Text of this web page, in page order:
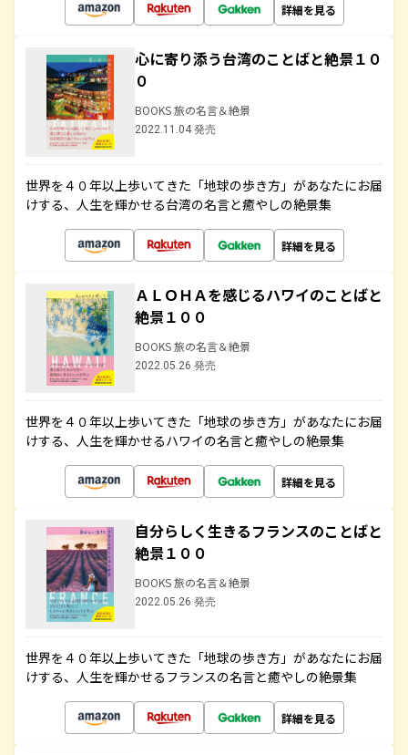
詳細を見る
心に寄り添う台湾のことばと絶景１０
０
BOOKS 旅の名言＆絶景
2022.11.04 発売
世界を４０年以上歩いてきた「地球の歩き方」があなたにお届
けする、人生を輝かせる台湾の名言と癒やしの絶景集
詳細を見る
ＡＬＯＨＡを感じるハワイのことばと
絶景１００
BOOKS 旅の名言＆絶景
2022.05.26 発売
世界を４０年以上歩いてきた「地球の歩き方」があなたにお届
けする、人生を輝かせるハワイの名言と癒やしの絶景集
詳細を見る
自分らしく生きるフランスのことばと
絶景１００
BOOKS 旅の名言＆絶景
2022.05.26 発売
世界を４０年以上歩いてきた「地球の歩き方」があなたにお届
けする、人生を輝かせるフランスの名言と癒やしの絶景集
詳細を見る